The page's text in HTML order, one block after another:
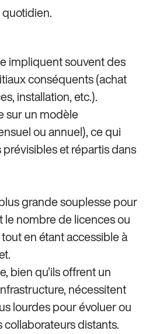
impliquent souvent des
conséquents (achat
installation, etc.).
sur un modèle
ou annuel), ce qui
et répartis dans
grande souplesse pour
nombre de licences ou
en étant accessible à
bien qu’ils offrent un
nécessitent
lourdes pour évoluer ou
collaborateurs distants.